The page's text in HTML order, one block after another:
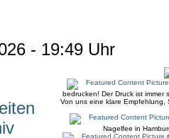
- 19:49 Uhr
bedrucken! Der Druck ist
Von uns eine klare Empfehlung,
Nagelfee in